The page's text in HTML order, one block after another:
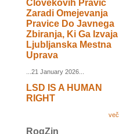
Človekovih Pravic
Zaradi Omejevanja
Pravice Do Javnega
Zbiranja, Ki Ga Izvaja
Ljubljanska Mestna
Uprava
...21 January 2026...
LSD IS A HUMAN
RIGHT
več
RogZin